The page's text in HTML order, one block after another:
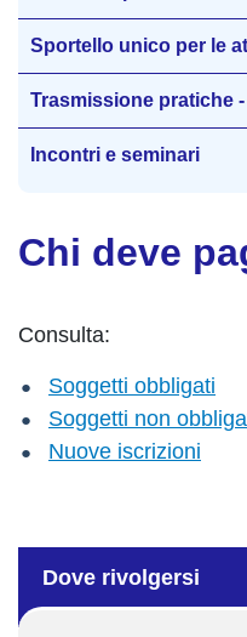
Chi deve
Consulta:
Soggetti obbligati
Soggetti non
Nuove iscrizioni
Dove rivolgersi
Sportello unico per le
Trasmissione pratiche
Incontri e seminari